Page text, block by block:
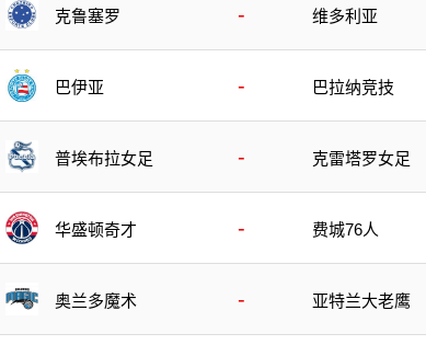
克鲁塞罗 - 维多利亚
巴伊亚 - 巴拉纳竞技
普埃布拉女足 - 克雷塔罗女足
华盛顿奇才 - 费城76人
奥兰多魔术 - 亚特兰大老鹰